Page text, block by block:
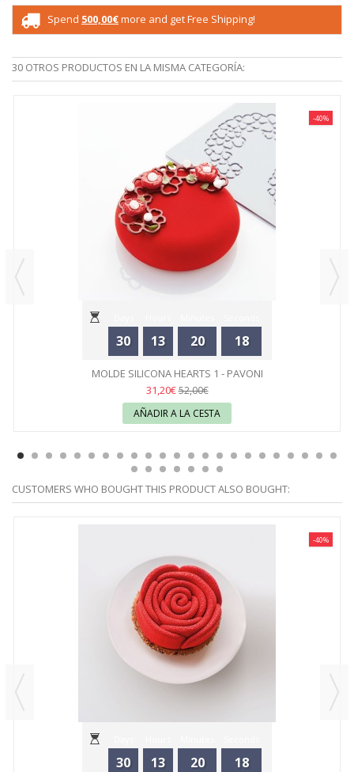
Spend 500,00€more and get Free Shipping!
30 OTROS PRODUCTOS EN LA MISMA CATEGORÍA:
30 13 20 18
-40%
MOLDE SILICONA HEARTS 1 - PAVONI
31,20€52,00€
AÑADIR A LA CESTA
CUSTOMERS WHO BOUGHT THIS PRODUCT ALSO BOUGHT:
30 13 20 18
-40%